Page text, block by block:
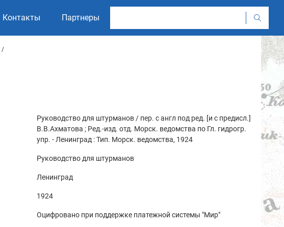
Контакты Партнеры
Руководство для штурманов / пер. с англ под ред. [и с предисл.]
В.В.Ахматова ; Ред.-изд. отд. Морск. ведомства по Гл. гидрогр.
упр. - Ленинград : Тип. Морск. ведомства, 1924
Руководство для штурманов
Ленинград
1924
Оцифровано при поддержке платежной системы "Мир"